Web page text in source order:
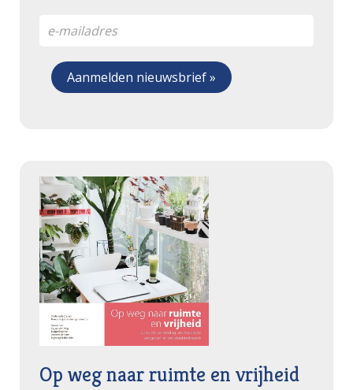
Op weg naar ruimte en vrijheid